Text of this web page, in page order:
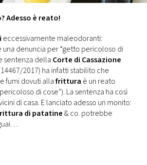
Adesso è reato!
eccessivamente maleodoranti:
denuncia per “getto pericoloso di
sentenza della Corte di Cassazione
2017) ha infatti stabilito che
fumi dovuti allafrittura è un reato
di cose”). La sentenza ha così
di casa. E lanciato adesso un monito:
di patatine& co. potrebbe